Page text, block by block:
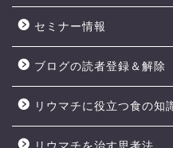
セミナー情報
ブログの読者登録＆解除
リウマチに役立つ食の知